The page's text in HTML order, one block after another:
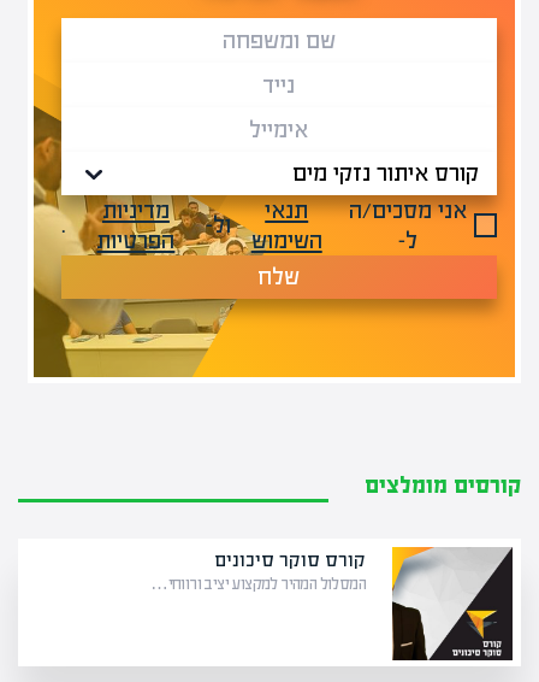
אני מסכים/ה
ל-
תנאי
השימוש
ול-
מדיניות
הפרטיות
.
שלח
קורסים מומלצים
קורס סוקר סיכונים
המסלול המהיר למקצוע יציב ורווחי…